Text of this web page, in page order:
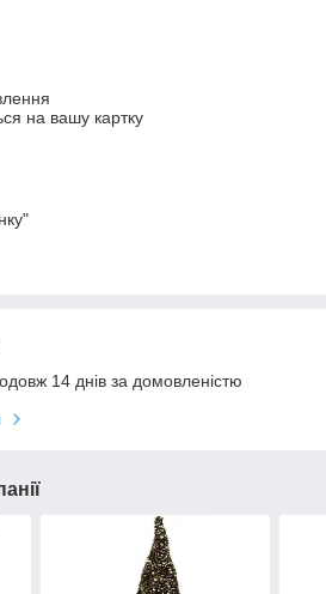
на вашу картку
14 днів за домовленістю